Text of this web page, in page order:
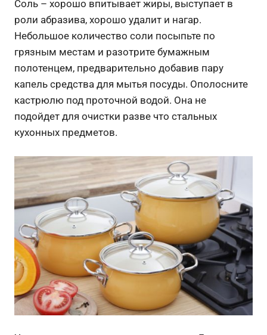
Соль – хорошо впитывает жиры, выступает в
роли абразива, хорошо удалит и нагар.
Небольшое количество соли посыпьте по
грязным местам и разотрите бумажным
полотенцем, предварительно добавив пару
капель средства для мытья посуды. Ополосните
кастрюлю под проточной водой. Она не
подойдет для очистки разве что стальных
кухонных предметов.